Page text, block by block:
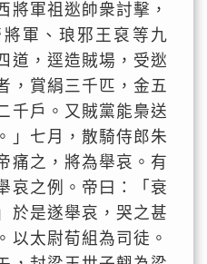
將軍祖逖帥衆討擊，
軍、琅邪王裒等九
道，逕造賊場，受逖
，賞絹三千匹，金五
千戶。又賊黨能梟送
」七月，散騎侍郎朱
痛之，將為舉哀。有
哀之例。帝曰：「衰
於是遂舉哀，哭之甚
以太尉荀組為司徒。